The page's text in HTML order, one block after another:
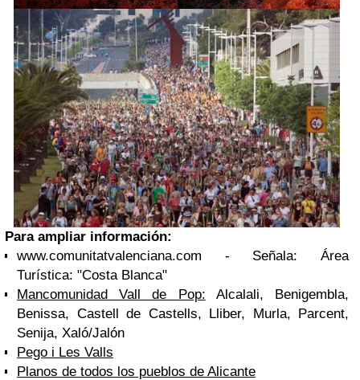
Para ampliar información:
www.comunitatvalenciana.com - Señala: Área
Turística: "Costa Blanca"
Mancomunidad Vall de Pop: Alcalali, Benigembla,
Benissa, Castell de Castells, Lliber, Murla, Parcent,
Senija, Xaló/Jalón
Pego i Les Valls
Planos de todos los pueblos de Alicante